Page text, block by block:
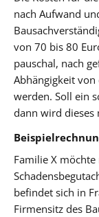
nach Aufwand
von 70 bis 80
pauschal, nach
Abhängigkeit
werden. Soll ein
dann wird dieses
Familie X
befindet sich in
Firmensitz des